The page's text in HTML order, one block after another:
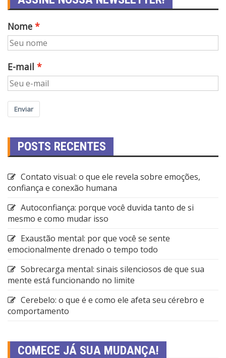
Nome
E-mail
Enviar
POSTS RECENTES
Contato visual: o que ele revela sobre emoções,
confiança e conexão humana
Autoconfiança: porque você duvida tanto de si
mesmo e como mudar isso
Exaustão mental: por que você se sente
emocionalmente drenado o tempo todo
Sobrecarga mental: sinais silenciosos de que sua
mente está funcionando no limite
Cerebelo: o que é e como ele afeta seu cérebro e
comportamento
COMECE JÁ SUA MUDANÇA!